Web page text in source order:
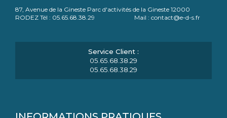
87, Avenue de la Gineste Parc d'activités de la Gineste 12000
RODEZ Tél : 05.65.68.38.29 Mail : contact@e-d-s.fr
05.65.68.38.29
05.65.68.38.29